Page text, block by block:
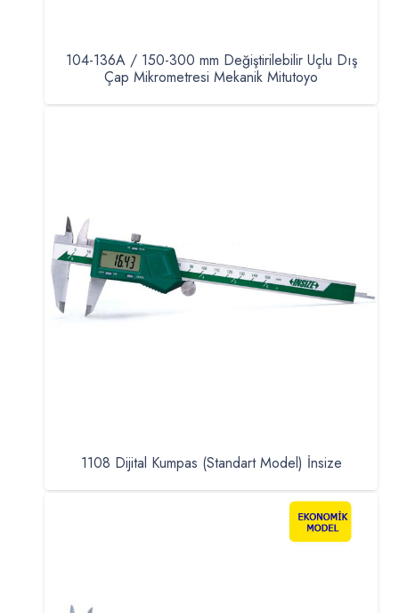
104-136A / 150-300 mm Değiştirilebilir Uçlu Dış
Çap Mikrometresi Mekanik Mitutoyo
1108 Dijital Kumpas (Standart Model) İnsize